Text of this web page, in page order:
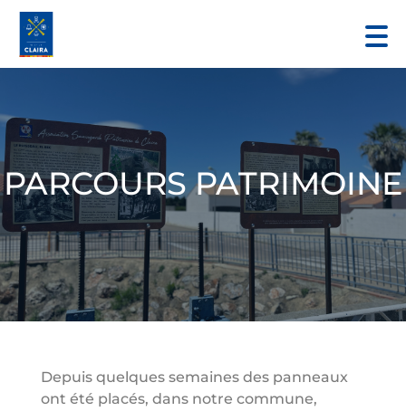
PARCOURS PATRIMOINE
Depuis quelques semaines des panneaux
ont été placés, dans notre commune,